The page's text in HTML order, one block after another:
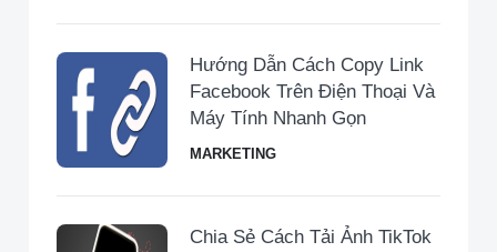
Hướng Dẫn Cách Copy Link
Facebook Trên Điện Thoại Và
Máy Tính Nhanh Gọn
MARKETING
Chia Sẻ Cách Tải Ảnh TikTok